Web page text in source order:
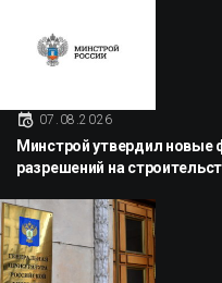
07.08.2026
Минстрой утвердил
разрешений на